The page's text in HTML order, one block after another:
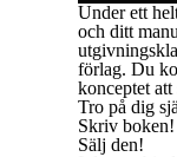
Under ett
och ditt
förlag. Du
konceptet att
Tro på dig
Skriv boken!
Sälj den!